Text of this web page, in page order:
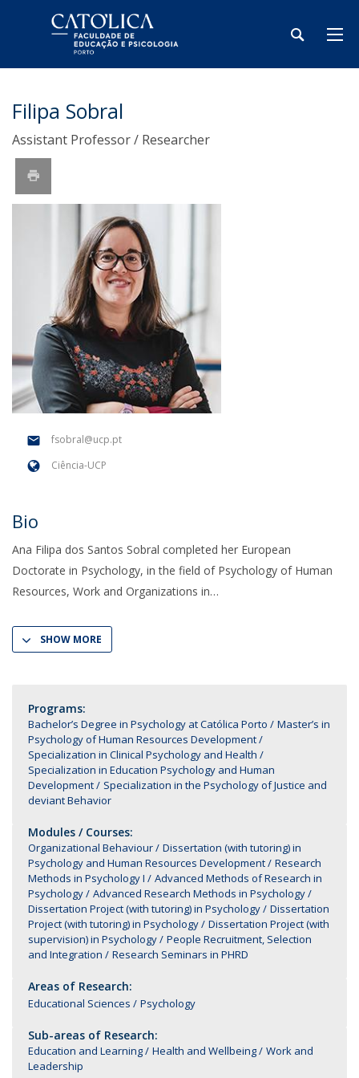
Filipa Sobral
Assistant Professor / Researcher
fsobral@ucp.pt
Ciência-UCP
Bio
Ana Filipa dos Santos Sobral completed her European
Doctorate in Psychology, in the field of Psychology of Human
Resources, Work and Organizations in
SHOW MORE
Programs:
Bachelor’s Degree in Psychology at Católica Porto
Master’s in
Psychology of Human Resources Development
Specialization in Clinical Psychology and Health
Specialization in Education Psychology and Human
Development
Specialization in the Psychology of Justice and
deviant Behavior
Modules / Courses:
Organizational Behaviour
Dissertation (with tutoring) in
Psychology and Human Resources Development
Research
Methods in Psychology I
Advanced Methods of Research in
Psychology
Advanced Research Methods in Psychology
Dissertation Project (with tutoring) in Psychology
Dissertation
Project (with tutoring) in Psychology
Dissertation Project (with
supervision) in Psychology
People Recruitment, Selection
and Integration
Research Seminars in PHRD
Areas of Research:
Educational Sciences Psychology
Sub-areas of Research:
Education and Learning Health and Wellbeing
Work and
Leadership